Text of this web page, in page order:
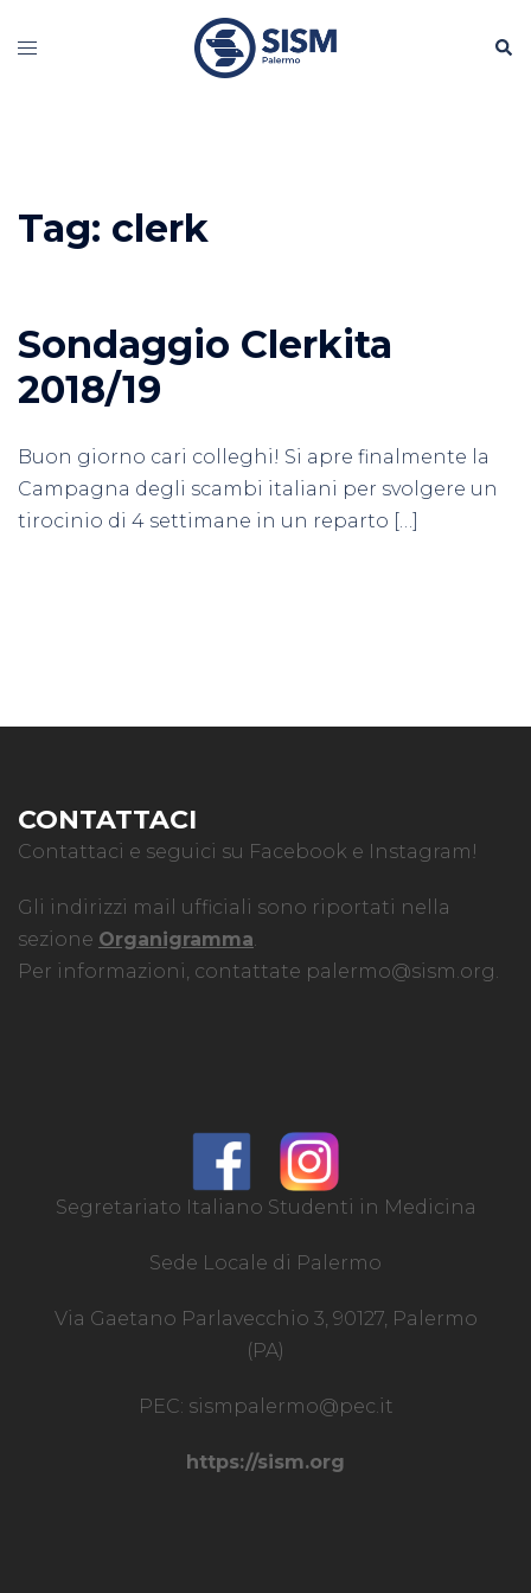
Mostra/Nascondi
Tag: clerk
Sondaggio Clerkita
2018/19
Buon giorno cari colleghi! Si apre finalmente la
Campagna degli scambi italiani per svolgere un
tirocinio di 4 settimane in un reparto […]
CONTATTACI
Contattaci e seguici su Facebook e Instagram!
Gli indirizzi mail ufficiali sono riportati nella
sezione Organigramma.
Per informazioni, contattate palermo@sism.org.
Segretariato Italiano Studenti in Medicina
Sede Locale di Palermo
Via Gaetano Parlavecchio 3, 90127, Palermo
(PA)
PEC: sismpalermo@pec.it
https://sism.org